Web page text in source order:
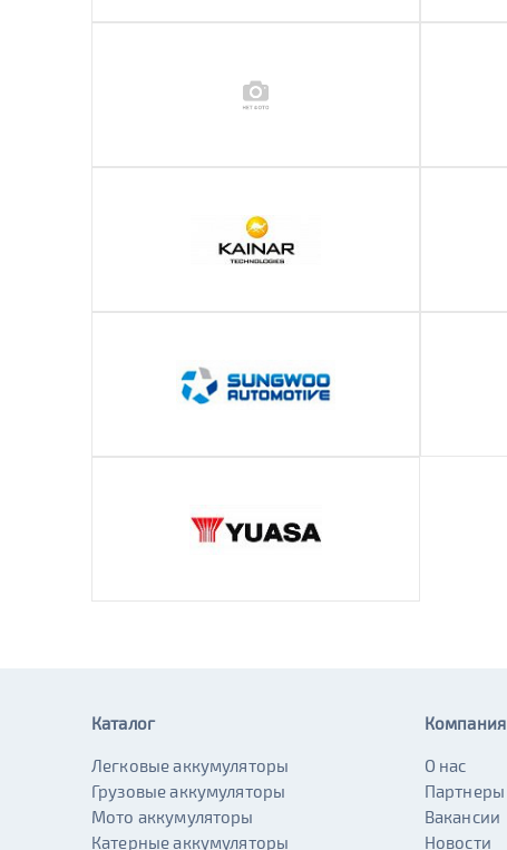
Каталог
Легковые аккумуляторы
Грузовые аккумуляторы
Мото аккумуляторы
Катерные аккумуляторы
Компания
О нас
Партнеры
Вакансии
Новости